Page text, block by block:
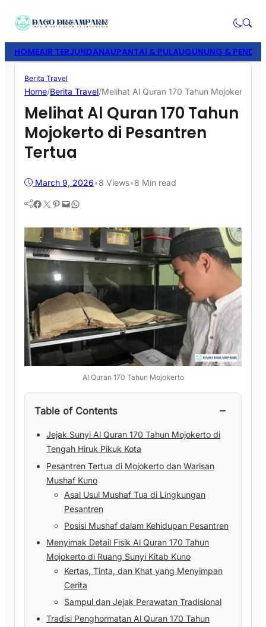
HOMEAIR TERJUNDANAUPANTAI & PULAUGUNUNG &
Berita Travel
Home/Berita Travel/Melihat Al Quran 170 Tahun Mojokerto di
Melihat Al Quran 170 Tahun
Mojokerto di Pesantren
Tertua
March 9, 2026•8 Views•8 Min read
Facebook Twitter Pinterest Mail WhatsApp
Al Quran 170 Tahun Mojokerto
Table of Contents −
Jejak Sunyi Al Quran 170 Tahun Mojokerto di
Tengah Hiruk Pikuk Kota
Pesantren Tertua di Mojokerto dan Warisan
Mushaf Kuno
Asal Usul Mushaf Tua di Lingkungan
Pesantren
Posisi Mushaf dalam Kehidupan Pesantren
Menyimak Detail Fisik Al Quran 170 Tahun
Mojokerto di Ruang Sunyi Kitab Kuno
Kertas, Tinta, dan Khat yang Menyimpan
Cerita
Sampul dan Jejak Perawatan Tradisional
Tradisi Penghormatan Al Quran 170 Tahun